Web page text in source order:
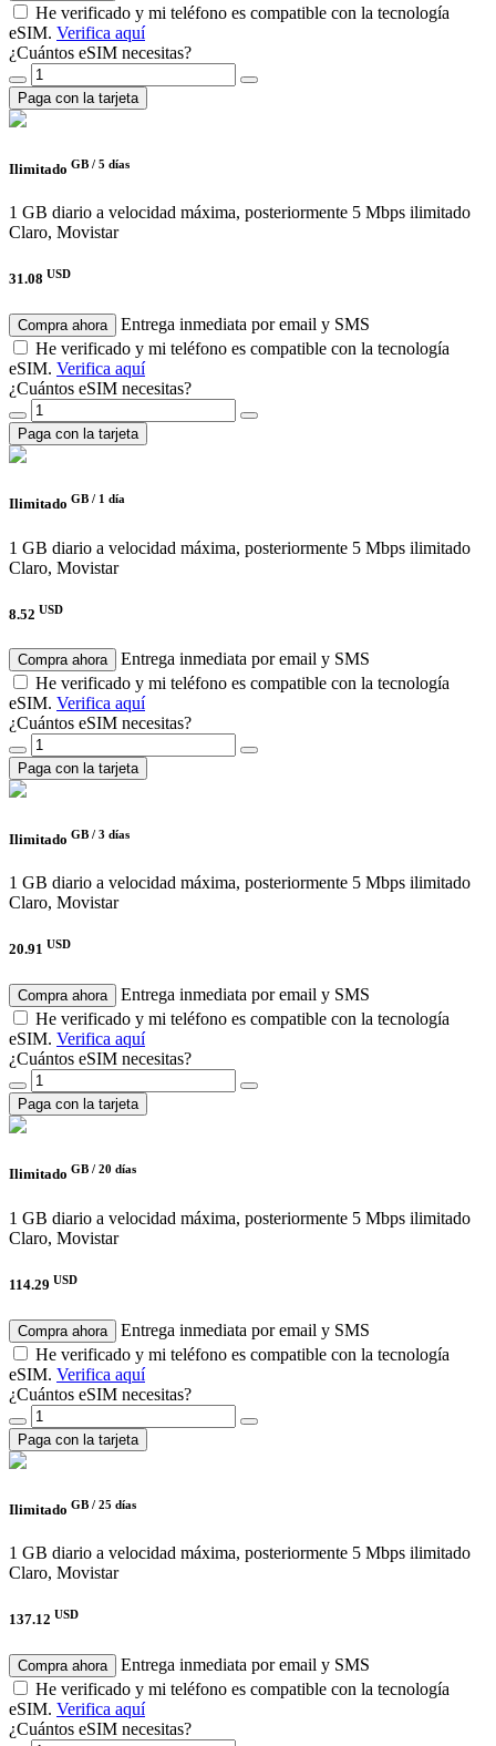
He verificado y mi teléfono es compatible con la tecnología
eSIM. Verifica aquí
¿Cuántos eSIM necesitas?
Paga con la tarjeta
Ilimitado GB / 5 días
1 GB diario a velocidad máxima, posteriormente 5 Mbps ilimitado
Claro, Movistar
31.08 USD
Compra ahora
Entrega inmediata por email y SMS
He verificado y mi teléfono es compatible con la tecnología
eSIM. Verifica aquí
¿Cuántos eSIM necesitas?
Paga con la tarjeta
Ilimitado GB / 1 día
1 GB diario a velocidad máxima, posteriormente 5 Mbps ilimitado
Claro, Movistar
8.52 USD
Compra ahora
Entrega inmediata por email y SMS
He verificado y mi teléfono es compatible con la tecnología
eSIM. Verifica aquí
¿Cuántos eSIM necesitas?
Paga con la tarjeta
Ilimitado GB / 3 días
1 GB diario a velocidad máxima, posteriormente 5 Mbps ilimitado
Claro, Movistar
20.91 USD
Compra ahora
Entrega inmediata por email y SMS
He verificado y mi teléfono es compatible con la tecnología
eSIM. Verifica aquí
¿Cuántos eSIM necesitas?
Paga con la tarjeta
Ilimitado GB / 20 días
1 GB diario a velocidad máxima, posteriormente 5 Mbps ilimitado
Claro, Movistar
114.29 USD
Compra ahora
Entrega inmediata por email y SMS
He verificado y mi teléfono es compatible con la tecnología
eSIM. Verifica aquí
¿Cuántos eSIM necesitas?
Paga con la tarjeta
Ilimitado GB / 25 días
1 GB diario a velocidad máxima, posteriormente 5 Mbps ilimitado
Claro, Movistar
137.12 USD
Compra ahora
Entrega inmediata por email y SMS
He verificado y mi teléfono es compatible con la tecnología
eSIM. Verifica aquí
¿Cuántos eSIM necesitas?